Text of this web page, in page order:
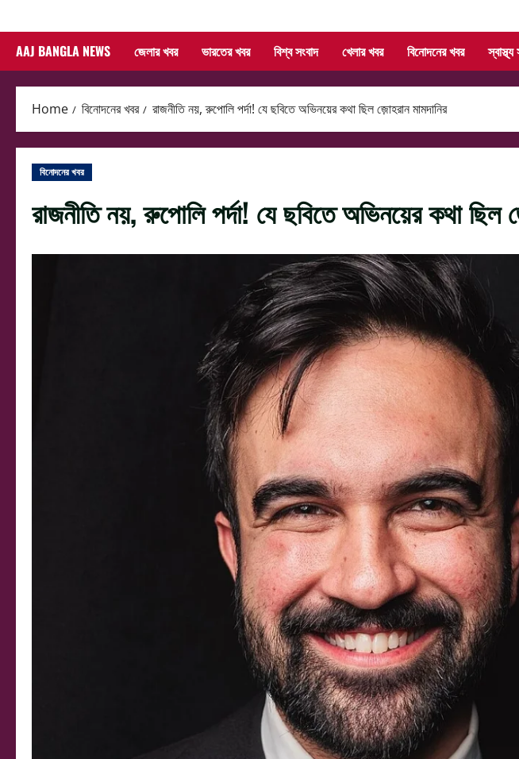
to
content
AAJ BANGLA NEWS জেলার খবর ভারতের খবর বিশ্ব সংবাদ খেলার খবর বিনোদনের খবর স্বাস্থ্য
Home বিনোদনের খবর রাজনীতি নয়, রুপোলি পর্দা! যে ছবিতে অভিনয়ের কথা ছিল জ়োহরান মামদানির
বিনোদনের খবর
রাজনীতি নয়, রুপোলি পর্দা! যে ছবিতে অভিনয়ের কথা ছিল